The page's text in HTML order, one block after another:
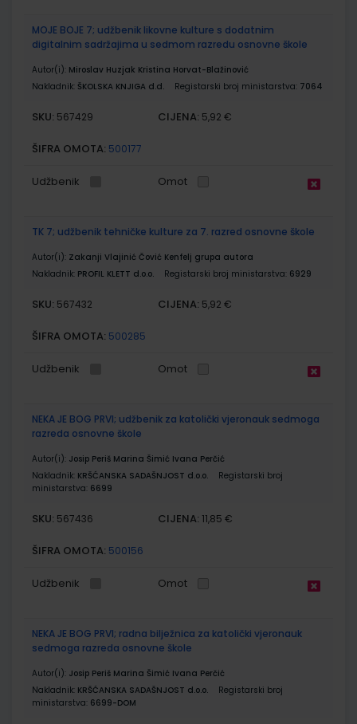
MOJE BOJE 7; udžbenik likovne kulture s dodatnim
digitalnim sadržajima u sedmom razredu osnovne škole
Autor(i): Miroslav Huzjak Kristina Horvat-Blažinović
Nakladnik: ŠKOLSKA KNJIGA d.d. Registarski broj ministarstva: 7064
SKU: 567429 CIJENA: 5,92 €
ŠIFRA OMOTA: 500177
Udžbenik Omot
TK 7; udžbenik tehničke kulture za 7. razred osnovne škole
Autor(i): Zakanji Vlajinić Čović Kenfelj grupa autora
Nakladnik: PROFIL KLETT d.o.o. Registarski broj ministarstva: 6929
SKU: 567432 CIJENA: 5,92 €
ŠIFRA OMOTA: 500285
Udžbenik Omot
NEKA JE BOG PRVI; udžbenik za katolički vjeronauk sedmoga
razreda osnovne škole
Autor(i): Josip Periš Marina Šimić Ivana Perčić
Nakladnik: KRŠĆANSKA SADAŠNJOST d.o.o.
Registarski broj
ministarstva: 6699
SKU: 567436 CIJENA: 11,85 €
ŠIFRA OMOTA: 500156
Udžbenik Omot
NEKA JE BOG PRVI; radna bilježnica za katolički vjeronauk
sedmoga razreda osnovne škole
Autor(i): Josip Periš Marina Šimić Ivana Perčić
Nakladnik: KRŠĆANSKA SADAŠNJOST d.o.o.
Registarski broj
ministarstva: 6699-DOM